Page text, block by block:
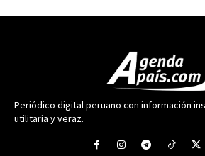
Periódico digital peruano con información
utilitaria y veraz.